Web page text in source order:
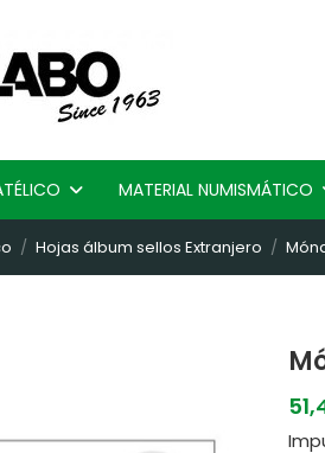
MATERIAL NUMISMÁTICO
Hojas álbum sellos Extranjero